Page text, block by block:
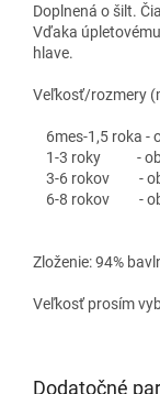
Doplnená o šilt.
Vďaka
hlave.
Veľkosť/rozmery
6mes-1,5 roka -
1-3 roky -
3-6 rokov -
6-8 rokov -
Zloženie: 94%
Veľkosť prosím
Dodatočné